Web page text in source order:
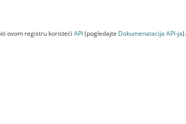
ovom registru koristeći API(pogledajte Dokumenаtаcijа API-jа).